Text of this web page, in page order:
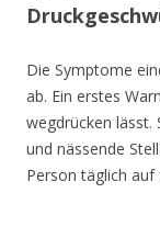
Die Symptome
ab. Ein erstes
wegdrücken lässt.
und nässende
Person täglich auf